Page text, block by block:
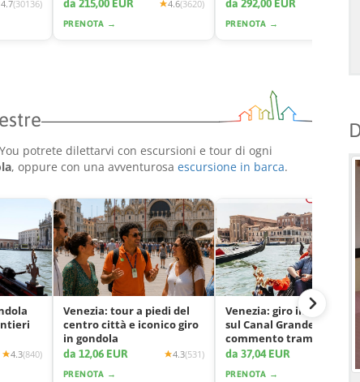
4.7(30136) da 215,00 EUR 4.6(3620)
PRENOTA →
da 292,00 EUR
PRENOTA →
potrete dilettarvi con escursioni e tour di ogni
, oppure con una avventurosa escursione in barca.
4.3(840)
Venezia: tour a piedi del
centro città e iconico giro
in gondola
da 12,06 EUR 4.3(531)
PRENOTA →
Venezia: giro in gondola
sul Canal Grande con
commento tramite app
da 37,04 EUR
PRENOTA →